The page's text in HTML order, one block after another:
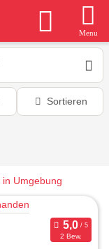
Menu
Sortieren
in Umgebung
2 Bew.